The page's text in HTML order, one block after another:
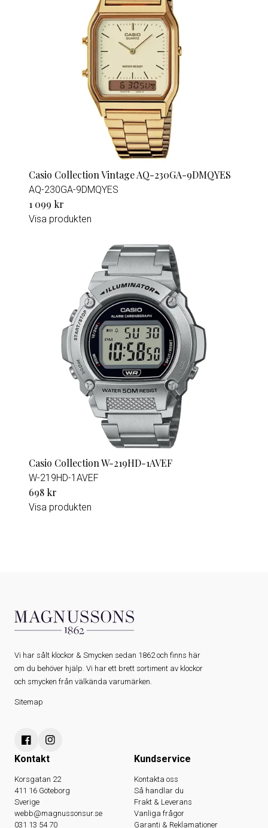
Casio Collection Vintage AQ-230GA-9DMQYES
AQ-230GA-9DMQYES
1 099 kr
Visa produkten
Casio Collection W-219HD-1AVEF
W-219HD-1AVEF
698 kr
Visa produkten
Vi har sålt klockor & Smycken sedan 1862 och finns här
om du behöver hjälp. Vi har ett brett sortiment av klockor
och smycken från välkända varumärken.
Sitemap
Kontakt
Korsgatan 22
411 16 Göteborg
Sverige
webb@magnussonsur.se
031 13 54 70
Kundservice
Kontakta oss
Så handlar du
Frakt & Leverans
Vanliga frågor
Garanti & Reklamationer